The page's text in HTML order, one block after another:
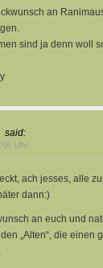
an
sind ja denn woll
said:
Uhr
ach jesses, alle
dann:)
an euch und
„Alten“, die einen